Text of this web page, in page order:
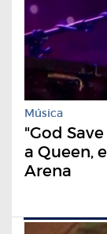
Música
"God
a Queen,
Arena